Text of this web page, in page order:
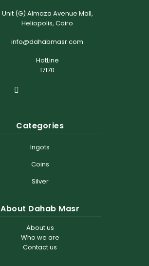
من
Unit (G) Almaza Avenue Mall,
Heliopolis, Cairo
info@dahabmasr.com
HotLine
17170
Categories
Ingots
Coins
Silver
About Dahab Masr
About us
Who we are
Contact us